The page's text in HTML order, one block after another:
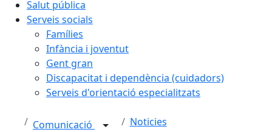
Salut pública
Serveis socials
Famílies
Infància i joventut
Gent gran
Discapacitat i dependència (cuidadors)
Serveis d'orientació especialitzats
Comunicació Noticies